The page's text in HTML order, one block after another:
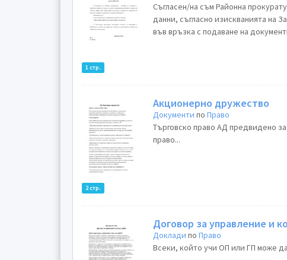
1 стр.
Съгласен/на съм Районна
данни, съгласно изискванията на
във връзка с подаване на
2 стр.
Акционерно дружество
Документи поПраво
Търговско право АД предвидено
право...
Договор за управление и
Доклади поПраво
Всеки, който учи ОП или ГП може